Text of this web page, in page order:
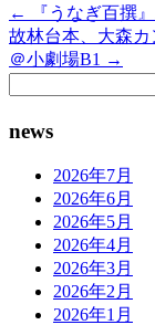
← 『うなぎ百撰
故林台本、大森カ
＠小劇場B1 →
news
2026年7月
2026年6月
2026年5月
2026年4月
2026年3月
2026年2月
2026年1月